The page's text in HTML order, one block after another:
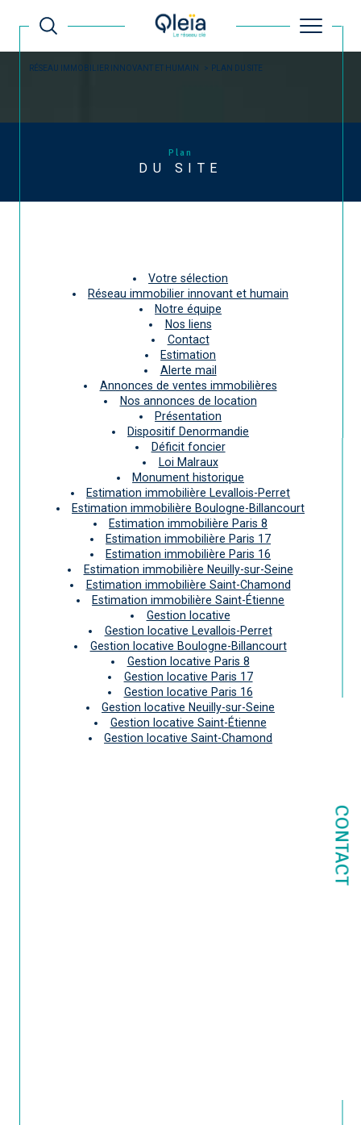
CONTACT
RÉSEAU IMMOBILIER INNOVANT ET HUMAIN PLAN DU SITE
Plan
DU SITE
Votre sélection
Réseau immobilier innovant et humain
Notre équipe
Nos liens
Contact
Estimation
Alerte mail
Annonces de ventes immobilières
Nos annonces de location
Présentation
Dispositif Denormandie
Déficit foncier
Loi Malraux
Monument historique
Estimation immobilière Levallois-Perret
Estimation immobilière Boulogne-Billancourt
Estimation immobilière Paris 8
Estimation immobilière Paris 17
Estimation immobilière Paris 16
Estimation immobilière Neuilly-sur-Seine
Estimation immobilière Saint-Chamond
Estimation immobilière Saint-Étienne
Gestion locative
Gestion locative Levallois-Perret
Gestion locative Boulogne-Billancourt
Gestion locative Paris 8
Gestion locative Paris 17
Gestion locative Paris 16
Gestion locative Neuilly-sur-Seine
Gestion locative Saint-Étienne
Gestion locative Saint-Chamond